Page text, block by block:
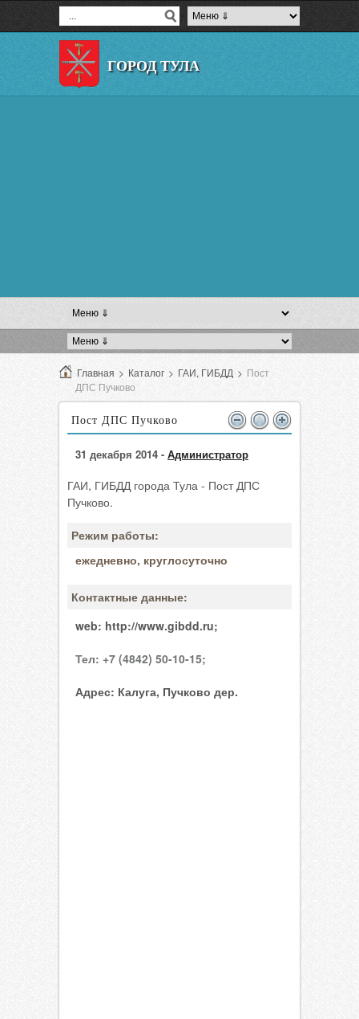
ГОРОД ТУЛА
Главная > Каталог > ГАИ, ГИБДД > Пост
ДПС Пучково
Пост ДПС Пучково
31 декабря 2014 - Администратор
ГАИ, ГИБДД города Тула - Пост ДПС
Пучково.
Режим работы:
ежедневно, круглосуточно
Контактные данные:
web: http://www.gibdd.ru;
Тел: +7 (4842) 50-10-15;
Адрес: Калуга, Пучково дер.